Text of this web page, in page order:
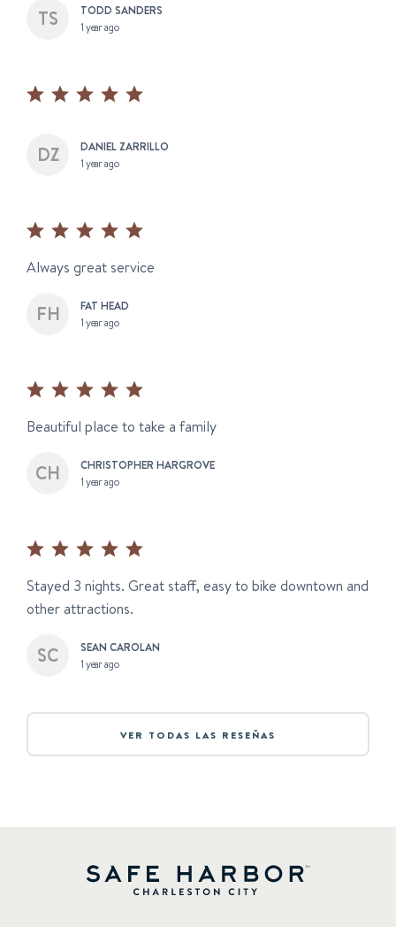
TODD SANDERS
1 year ago
DANIEL ZARRILLO
1 year ago
Always great service
FAT HEAD
1 year ago
Beautiful place to take a family
CHRISTOPHER HARGROVE
1 year ago
Stayed 3 nights. Great staff, easy to bike downtown and
other attractions.
SEAN CAROLAN
1 year ago
VER TODAS LAS RESEÑAS